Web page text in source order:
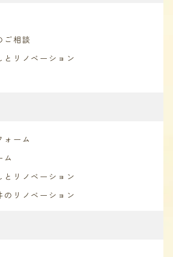
ご相談
とリノベーション
ォーム
ム
とリノベーション
のリノベーション